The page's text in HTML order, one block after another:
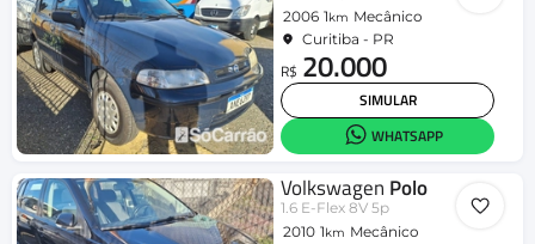
2006 1km Mecânico
Curitiba - PR
R$ 20.000
SIMULAR
WHATSAPP
Volkswagen Polo
1.6 E-Flex 8V 5p
2010 1km Mecânico